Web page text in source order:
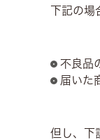
下記の
不良品
届いた
但し、下